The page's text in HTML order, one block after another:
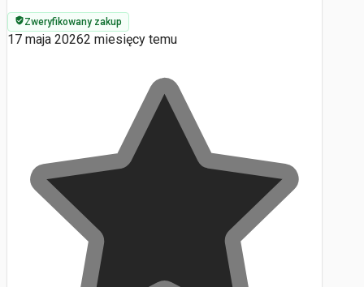
Zweryfikowany zakup
17 maja 20262 miesięcy temu